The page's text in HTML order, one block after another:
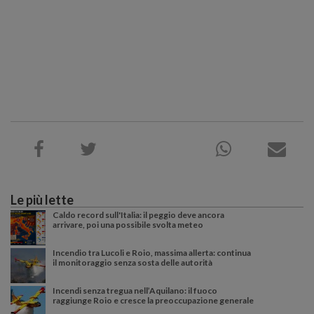
Le più lette
Caldo record sull'Italia: il peggio deve ancora
arrivare, poi una possibile svolta meteo
Incendio tra Lucoli e Roio, massima allerta: continua
il monitoraggio senza sosta delle autorità
Incendi senza tregua nell’Aquilano: il fuoco
raggiunge Roio e cresce la preoccupazione generale